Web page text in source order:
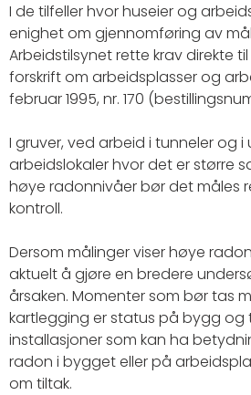
I de tilfeller hvor huseier og
enighet om gjennomføring av
Arbeidstilsynet rette krav direkte
forskrift om arbeidsplasser og
februar 1995, nr. 170
I gruver, ved arbeid i tunneler og i
arbeidslokaler hvor det er større
høye radonnivåer bør det måles
kontroll.
Dersom målinger viser høye
aktuelt å gjøre en bredere
årsaken. Momenter som bør tas
kartlegging er status på bygg og
installasjoner som kan ha
radon i bygget eller på
om tiltak.